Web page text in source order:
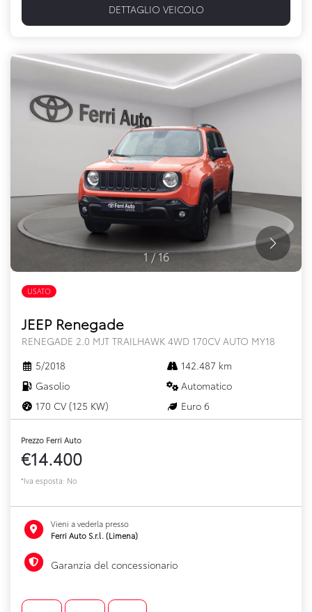
DETTAGLIO VEICOLO
1/16
USATO
JEEP Renegade
RENEGADE 2.0 MJT TRAILHAWK 4WD 170CV AUTO MY18
5/2018
142.487 km
Gasolio
Automatico
170 CV (125 KW)
Euro 6
Prezzo Ferri Auto
€14.400
*Iva esposta: No
Vieni a vederla presso
Ferri Auto S.r.l. (Limena)
Garanzia del concessionario